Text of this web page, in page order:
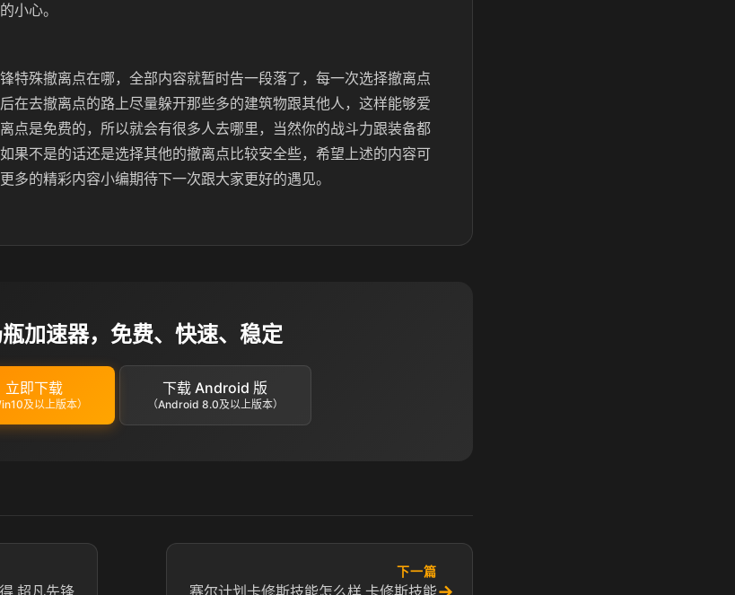
小心。
特殊撤离点在哪，全部内容就暂时告一段落了，每一次选择撤离点
在去撤离点的路上尽量躲开那些多的建筑物跟其他人，这样能够爱
点是免费的，所以就会有很多人去哪里，当然你的战斗力跟装备都
果不是的话还是选择其他的撤离点比较安全些，希望上述的内容可
多的精彩内容小编期待下一次跟大家更好的遇见。
加速器，免费、快速、稳定
立即下载
及以上版本）
下载 Android 版
（Android 8.0及以上版本）
超凡先锋
下一篇
赛尔计划卡修斯技能怎么样 卡修斯技能